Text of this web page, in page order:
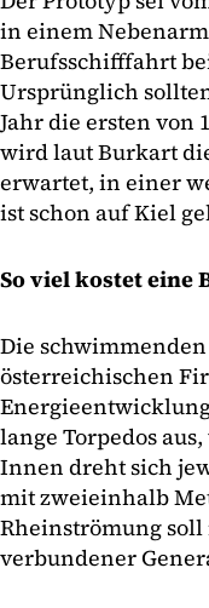
in einem
Berufsschifffahrt
Ursprünglich
Jahr die ersten von
wird laut Burkart
erwartet, in einer
ist schon auf Kiel
So viel kostet eine
Die
österreichischen
lange Torpedos
Innen dreht sich
mit zweieinhalb
Rheinströmung
verbundener